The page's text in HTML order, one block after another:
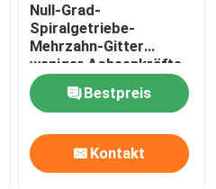
Null-Grad-
Spiralgetriebe-
Mehrzahn-Gitter
weniger Achsenkräfte
Bestpreis
Kontakt